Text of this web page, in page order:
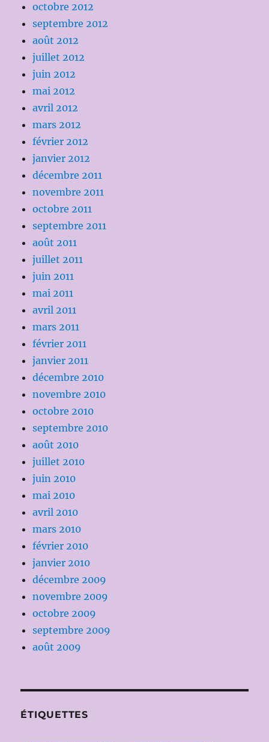
octobre 2012
septembre 2012
août 2012
juillet 2012
juin 2012
mai 2012
avril 2012
mars 2012
février 2012
janvier 2012
décembre 2011
novembre 2011
octobre 2011
septembre 2011
août 2011
juillet 2011
juin 2011
mai 2011
avril 2011
mars 2011
février 2011
janvier 2011
décembre 2010
novembre 2010
octobre 2010
septembre 2010
août 2010
juillet 2010
juin 2010
mai 2010
avril 2010
mars 2010
février 2010
janvier 2010
décembre 2009
novembre 2009
octobre 2009
septembre 2009
août 2009
ÉTIQUETTES